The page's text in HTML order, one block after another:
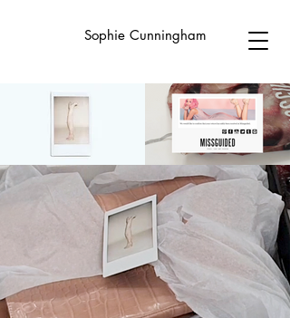
Sophie Cunningham